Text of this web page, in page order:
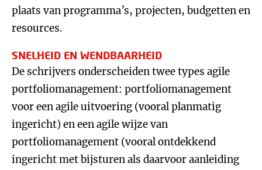
plaats van programma’s, projecten, budgetten en
resources.
SNELHEID EN WENDBAARHEID
De schrijvers onderscheiden twee types agile
portfoliomanagement: portfoliomanagement
voor een agile uitvoering (vooral planmatig
ingericht) en een agile wijze van
portfoliomanagement (vooral ontdekkend
ingericht met bijsturen als daarvoor aanleiding